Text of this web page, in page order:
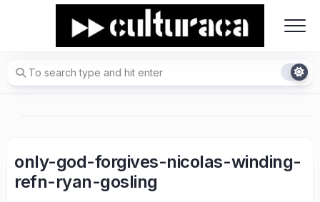
only-god-forgives-nicolas-winding-
refn-ryan-gosling